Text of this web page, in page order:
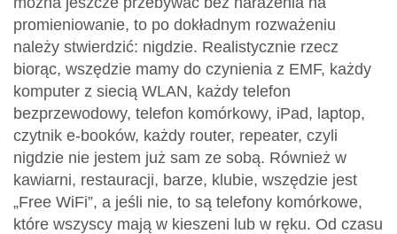
promieniowanie, to po dokładnym rozważeniu
należy stwierdzić: nigdzie. Realistycznie rzecz
biorąc, wszędzie mamy do czynienia z EMF, każdy
komputer z siecią WLAN, każdy telefon
bezprzewodowy, telefon komórkowy, iPad, laptop,
czytnik e-booków, każdy router, repeater, czyli
nigdzie nie jestem już sam ze sobą. Również w
kawiarni, restauracji, barze, klubie, wszędzie jest
„Free WiFi”, a jeśli nie, to są telefony komórkowe,
które wszyscy mają w kieszeni lub w ręku. Od czasu